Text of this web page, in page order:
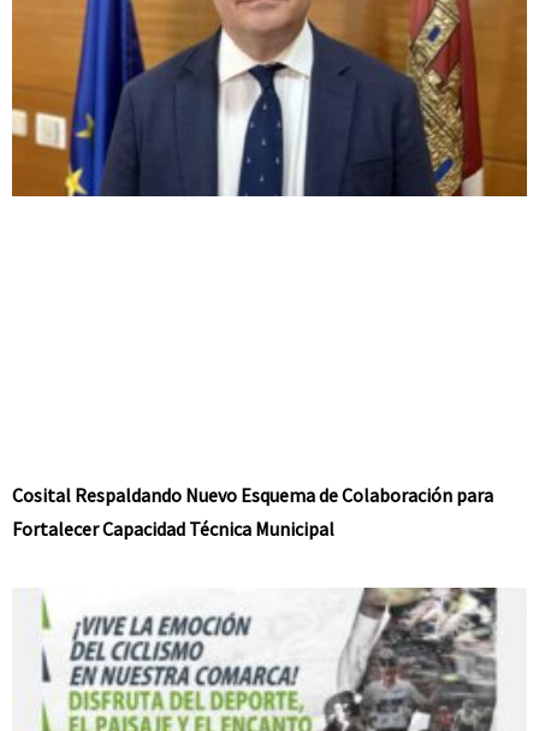
Cosital Respaldando Nuevo Esquema de Colaboración para
Fortalecer Capacidad Técnica Municipal